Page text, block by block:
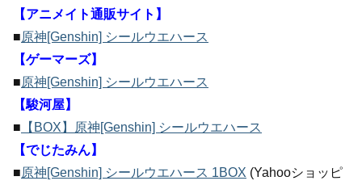
【アニメイト通販サイト】
■原神[Genshin] シールウエハース
【ゲーマーズ】
■原神[Genshin] シールウエハース
【駿河屋】
■ 【BOX】原神[Genshin] シールウエハース
【でじたみん】
■原神[Genshin] シールウエハース 1BOX (Yahooショッピ